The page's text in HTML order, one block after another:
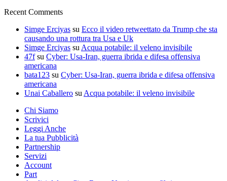
Recent Comments
Simge Erciyas su Ecco il video retweettato da Trump che sta
causando una rottura tra Usa e Uk
Simge Erciyas su Acqua potabile: il veleno invisibile
47fsu Cyber: Usa-Iran, guerra ibrida e difesa offensiva
americana
bata123 su Cyber: Usa-Iran, guerra ibrida e difesa offensiva
americana
Unai Caballero su Acqua potabile: il veleno invisibile
Chi Siamo
Scrivici
Leggi Anche
La tua Pubblicità
Partnership
Servizi
Account
Part